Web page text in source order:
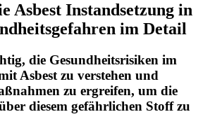
Asbest Instandsetzung in
im Detail
die Gesundheitsrisiken im
Asbest zu verstehen und
zu ergreifen, um die
diesem gefährlichen Stoff zu